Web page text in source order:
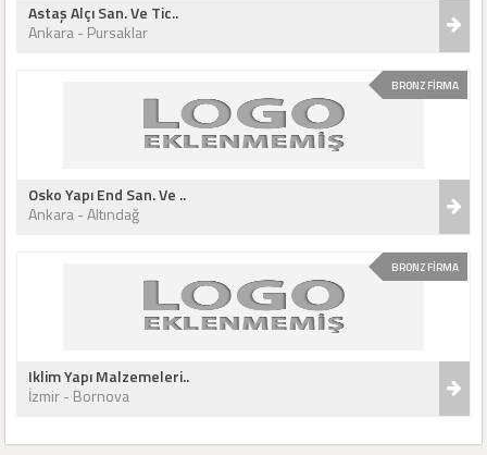
Astaş Alçı San. Ve Tic..
Ankara - Pursaklar
BRONZ FİRMA
Osko Yapı End San. Ve ..
Ankara - Altındağ
BRONZ FİRMA
Iklim Yapı Malzemeleri..
İzmir - Bornova